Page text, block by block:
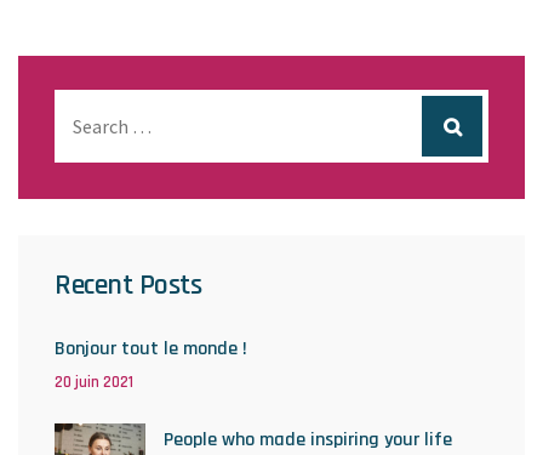
Recent Posts
Bonjour tout le monde !
20 juin 2021
People who made inspiring your life